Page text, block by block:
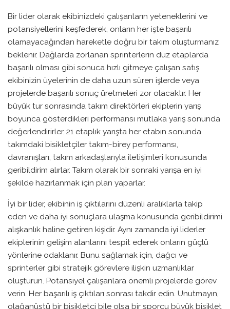
Bir lider olarak ekibinizdeki çalışanların yeteneklerini ve
potansiyellerini keşfederek, onların her işte başarılı
olamayacağından hareketle doğru bir takım oluşturmanız
beklenir. Dağlarda zorlanan sprinterlerin düz etaplarda
başarılı olması gibi sonuca hızlı gitmeye çalışan satış
ekibinizin üyelerinin de daha uzun süren işlerde veya
projelerde başarılı sonuç üretmeleri zor olacaktır. Her
büyük tur sonrasında takım direktörleri ekiplerin yarış
boyunca gösterdikleri performansı mutlaka yarış sonunda
değerlendirirler. 21 etaplık yarışta her etabın sonunda
takımdaki bisikletçiler takım-birey performansı,
davranışları, takım arkadaşlarıyla iletişimleri konusunda
geribildirim alırlar. Takım olarak bir sonraki yarışa en iyi
şekilde hazırlanmak için plan yaparlar.
İyi bir lider, ekibinin iş çıktılarını düzenli aralıklarla takip
eden ve daha iyi sonuçlara ulaşma konusunda geribildirimi
alışkanlık haline getiren kişidir. Aynı zamanda iyi liderler
ekiplerinin gelişim alanlarını tespit ederek onların güçlü
yönlerine odaklanır. Bunu sağlamak için, dağcı ve
sprinterler gibi stratejik görevlere ilişkin uzmanlıklar
oluşturun. Potansiyel çalışanlara önemli projelerde görev
verin. Her başarılı iş çıktıları sonrası takdir edin. Unutmayın,
olağanüstü bir bisikletçi bile olsa bir sporcu büyük bisiklet